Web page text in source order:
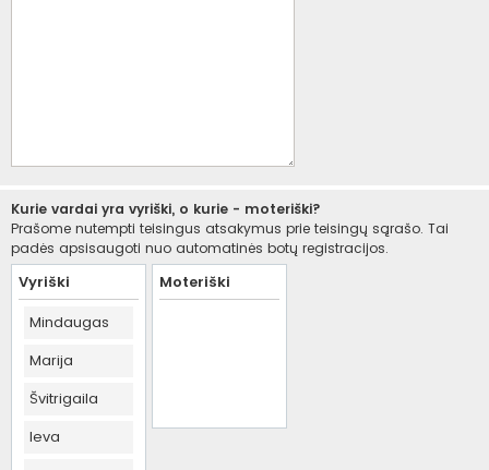
Kurie vardai yra vyriški, o kurie - moteriški?
Prašome nutempti teisingus atsakymus prie teisingų sąrašo. Tai
padės apsisaugoti nuo automatinės botų registracijos.
Vyriški
Mindaugas
Marija
Švitrigaila
Ieva
Moteriški